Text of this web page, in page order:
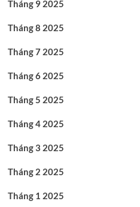
Tháng 9 2025
Tháng 8 2025
Tháng 7 2025
Tháng 6 2025
Tháng 5 2025
Tháng 4 2025
Tháng 3 2025
Tháng 2 2025
Tháng 1 2025